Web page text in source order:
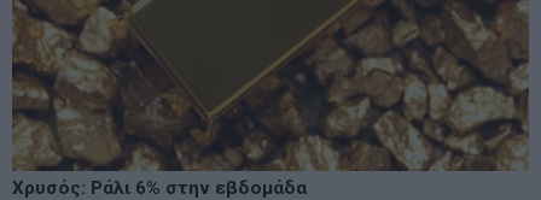
Χρυσός: Ράλι 6% στην εβδομάδα